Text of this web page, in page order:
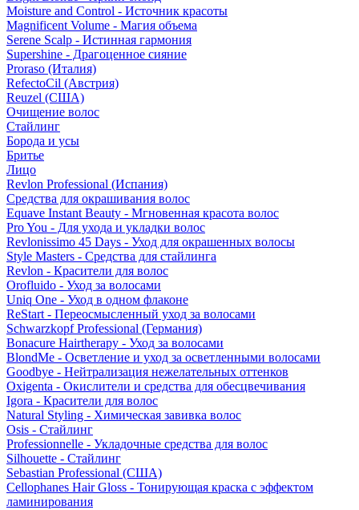
Moisture and Control - Источник красоты
Magnificent Volume - Магия объема
Serene Scalp - Истинная гармония
Supershine - Драгоценное сияние
Proraso (Италия)
RefectoCil (Австрия)
Reuzel (США)
Очищение волос
Стайлинг
Борода и усы
Бритье
Лицо
Revlon Professional (Испания)
Средства для окрашивания волос
Equave Instant Beauty - Мгновенная красота волос
Pro You - Для ухода и укладки волос
Revlonissimo 45 Days - Уход для окрашенных волосы
Style Masters - Средства для стайлинга
Revlon - Красители для волос
Orofluido - Уход за волосами
Uniq One - Уход в одном флаконе
ReStart - Переосмысленный уход за волосами
Schwarzkopf Professional (Германия)
Bonacure Hairtherapy - Уход за волосами
BlondMe - Осветление и уход за осветленными волосами
Goodbye - Нейтрализация нежелательных оттенков
Oxigenta - Окислители и средства для обесцвечивания
Igora - Красители для волос
Natural Styling - Химическая завивка волос
Osis - Стайлинг
Professionnelle - Укладочные средства для волос
Silhouette - Стайлинг
Sebastian Professional (США)
Cellophanes Hair Gloss - Тонирующая краска с эффектом
ламинирования